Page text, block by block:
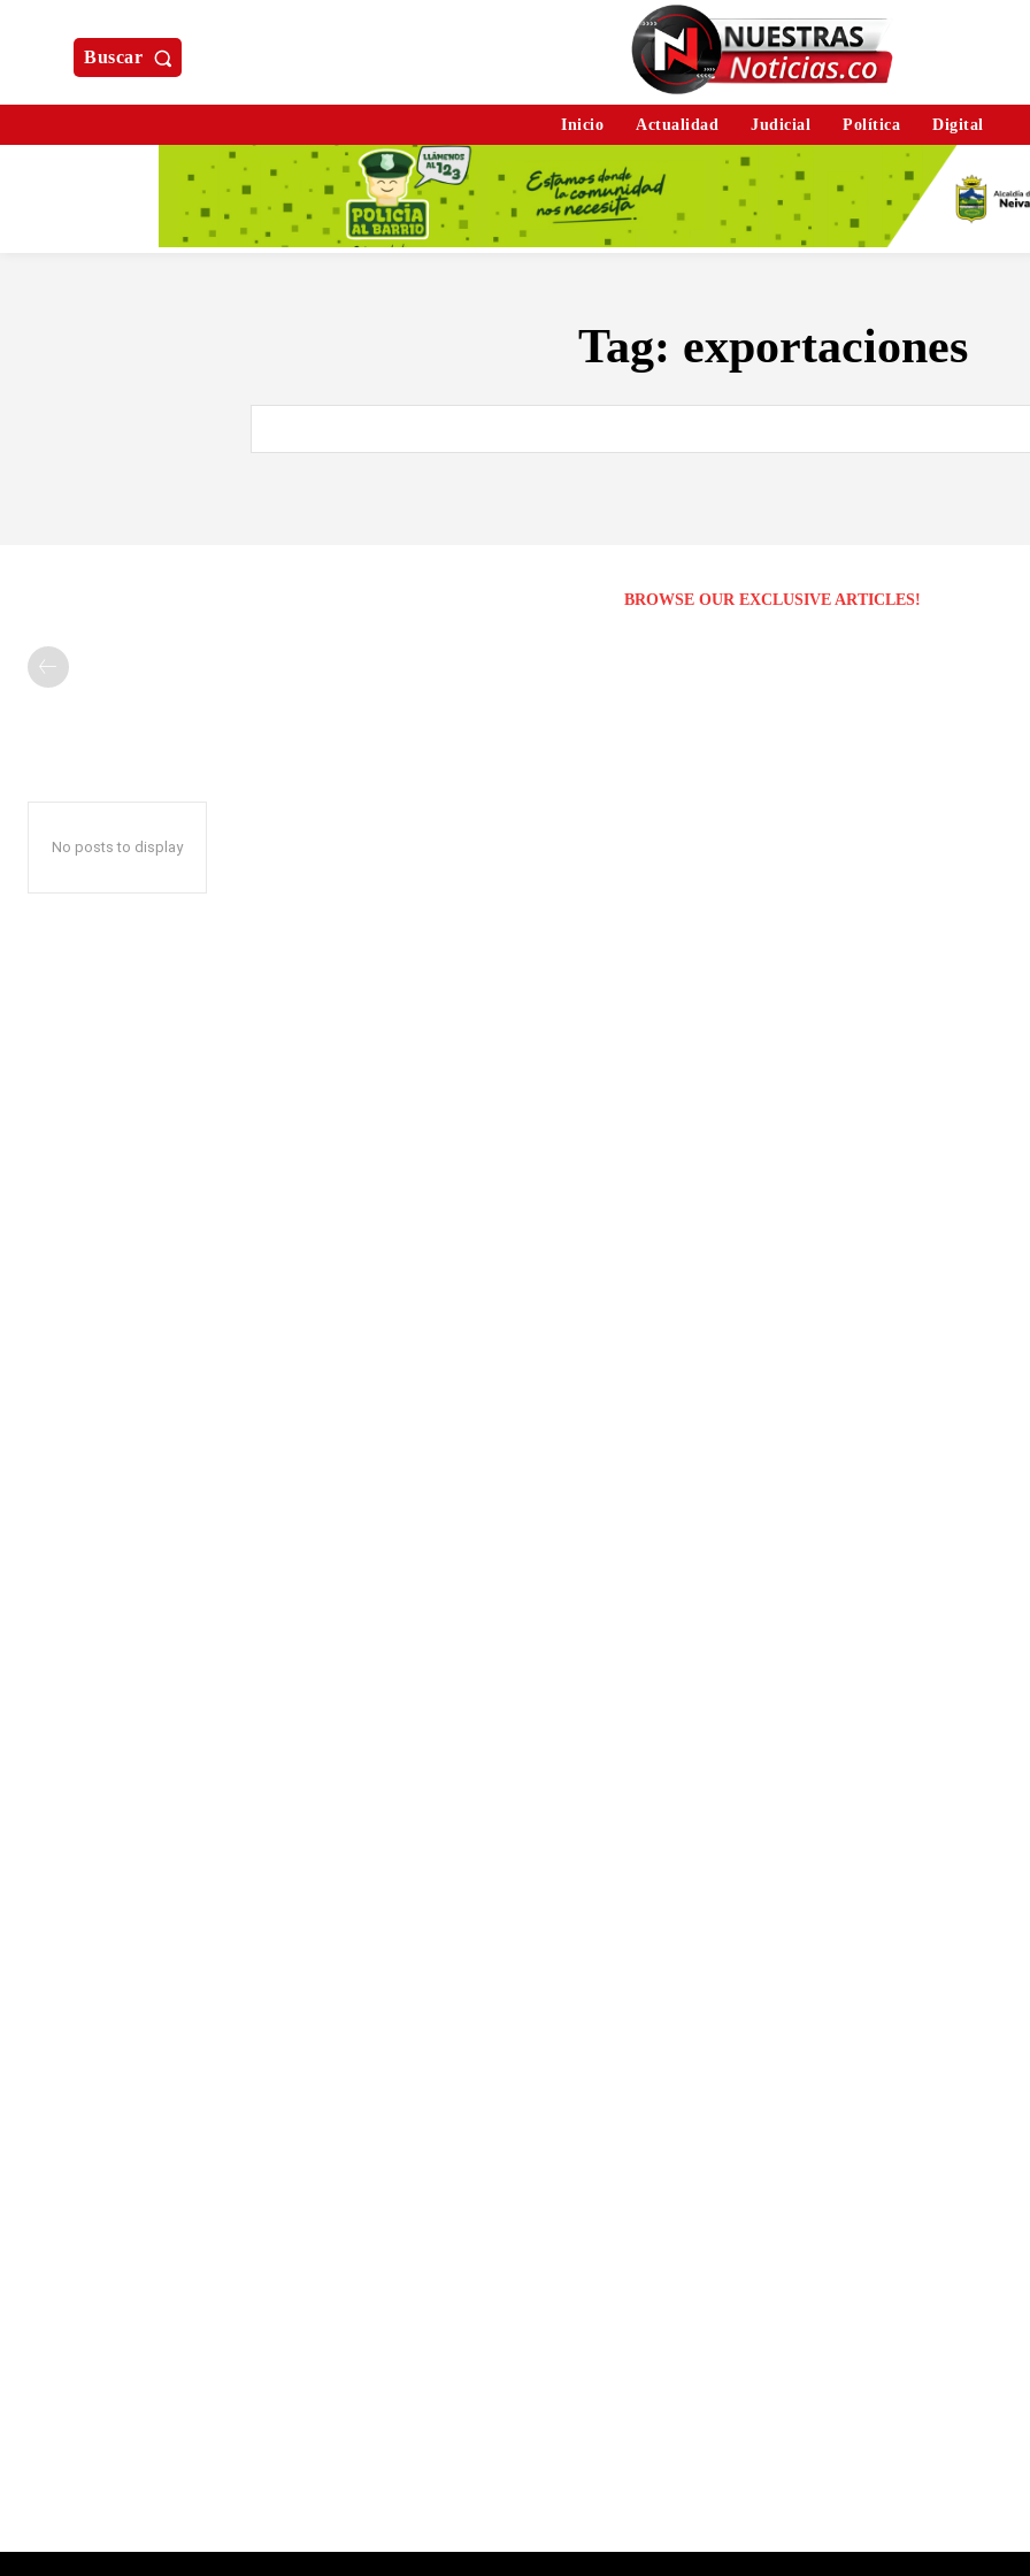
Buscar
Inicio Actualidad Judicial Política Digital
Tag: exportaciones
BROWSE OUR EXCLUSIVE ARTICLES!
No posts to display